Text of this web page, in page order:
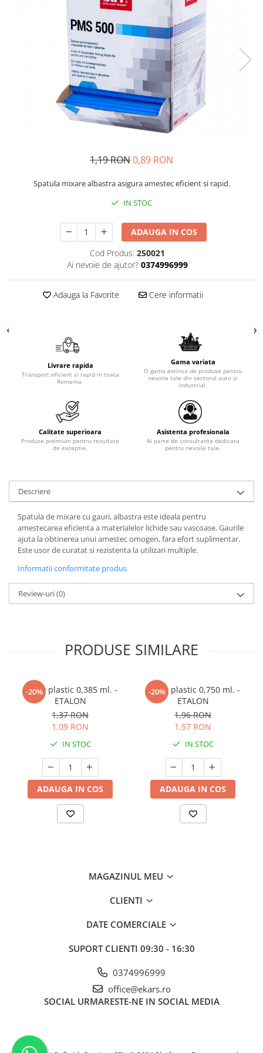
Protectie vizuala
Sisteme si pahare PPS
Pahare de amestec
1,19 RON0,89 RON
Spatula mixare albastra asigura amestec eficient si rapid.
IN STOC
ADAUGA IN COS
Cod Produs: 250021
Ai nevoie de ajutor? 0374996999
Adauga la Favorite Cere informatii
Livrare rapida
Transport eficient si rapid in toata
Romania.
Gama variata
O gama extinsa de produse pentru
nevoile tale din sectorul auto si
industrial.
Calitate superioara
Produse premium pentru rezultate
de exceptie.
Asistenta profesionala
Ai parte de consultanta dedicata
pentru nevoile tale.
Descriere
Spatula de mixare cu gauri, albastra este ideala pentru
amestecarea eficienta a materialelor lichide sau vascoase. Gaurile
ajuta la obtinerea unui amestec omogen, fara efort suplimentar.
Este usor de curatat si rezistenta la utilizari multiple.
Informatii conformitate produs
Review-uri(0)
PRODUSE SIMILARE
-20%
Pahar plastic 0,385 ml. -
ETALON
1,37 RON
1,09 RON
IN STOC
ADAUGA IN COS
-20%
Pahar plastic 0,750 ml. -
ETALON
1,96 RON
1,57 RON
IN STOC
ADAUGA IN COS
MAGAZINUL MEU
CLIENTI
DATE COMERCIALE
SUPORT CLIENTI 09:30 - 16:30
0374996999
office@ekars.ro
SOCIAL URMARESTE-NE IN SOCIAL MEDIA